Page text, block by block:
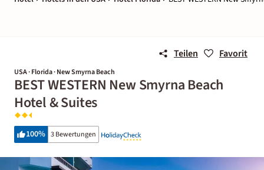
Teilen Favorit
USA · Florida · New Smyrna Beach
BEST WESTERN New Smyrna Beach
Hotel & Suites
100% 3 Bewertungen